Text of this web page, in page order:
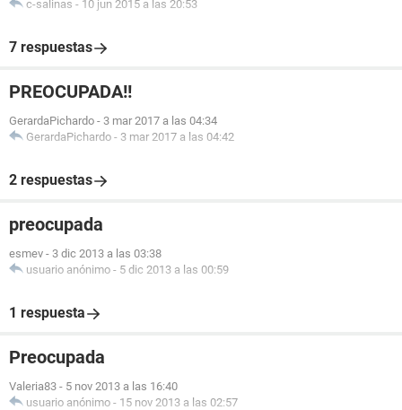
c-salinas - 10 jun 2015 a las 20:53
7 respuestas
PREOCUPADA!!
GerardaPichardo - 3 mar 2017 a las 04:34
GerardaPichardo - 3 mar 2017 a las 04:42
2 respuestas
preocupada
esmev - 3 dic 2013 a las 03:38
usuario anónimo - 5 dic 2013 a las 00:59
1 respuesta
Preocupada
Valeria83 - 5 nov 2013 a las 16:40
usuario anónimo - 15 nov 2013 a las 02:57